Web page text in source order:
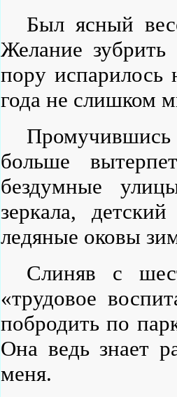
Был ясный
Желание
пору испарилось
года не слишком
больше
бездумные
зеркала,
ледяные оковы
Слиняв с
«трудовое
побродить по
Она ведь знает
меня.